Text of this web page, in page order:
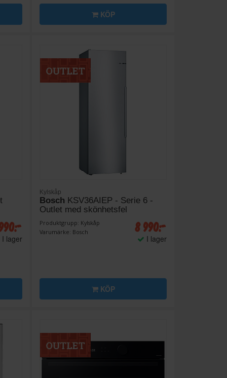
KÖP
I lager
Kylskåp
Bosch KSV36AIEP - Serie 6 -
Outlet med skönhetsfel
Produktgrupp: Kylskåp
Varumärke: Bosch
8 990:-
I lager
KÖP